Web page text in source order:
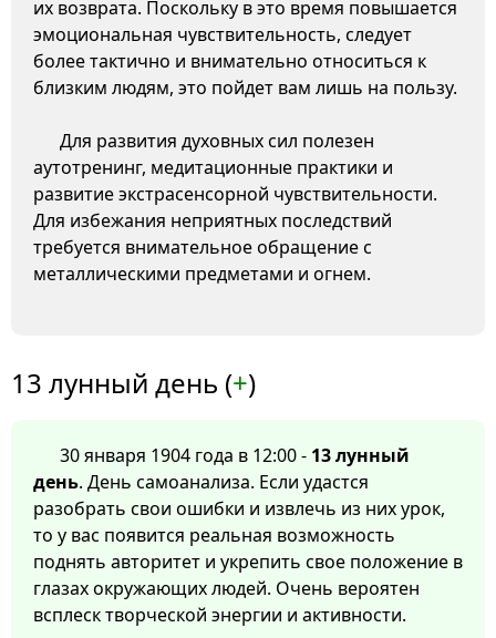
их возврата. Поскольку в это время повышается
эмоциональная чувствительность, следует
более тактично и внимательно относиться к
близким людям, это пойдет вам лишь на пользу.
Для развития духовных сил полезен
аутотренинг, медитационные практики и
развитие экстрасенсорной чувствительности.
Для избежания неприятных последствий
требуется внимательное обращение с
металлическими предметами и огнем.
13 лунный день (+)
30 января 1904 года в 12:00 - 13 лунный
день. День самоанализа. Если удастся
разобрать свои ошибки и извлечь из них урок,
то у вас появится реальная возможность
поднять авторитет и укрепить свое положение в
глазах окружающих людей. Очень вероятен
всплеск творческой энергии и активности.